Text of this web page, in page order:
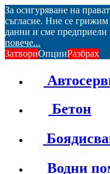
За осигуряване на
съгласие. Ние се
данни и сме предприели
повече...
ЗатвориОпцииРазбрах
Бетон
Водни